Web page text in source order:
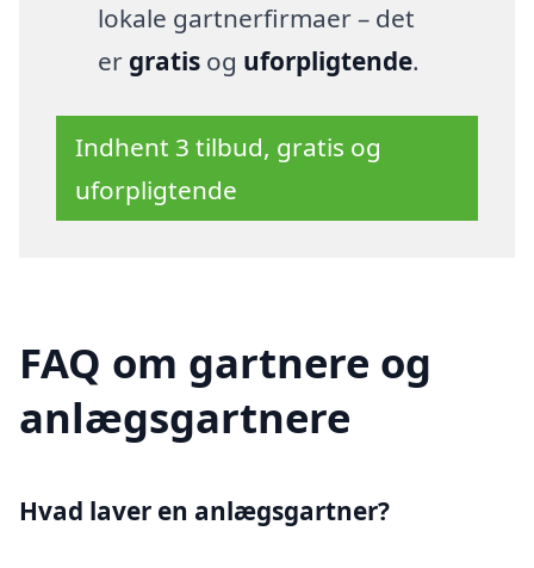
lokale gartnerfirmaer – det
er gratisog uforpligtende.
Indhent 3 tilbud, gratis og
uforpligtende
FAQ om gartnere og
anlægsgartnere
Hvad laver en anlægsgartner?